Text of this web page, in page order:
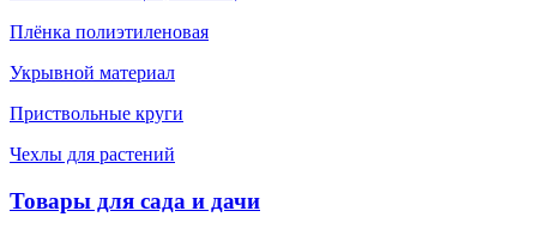
Плёнка полиэтиленовая
Укрывной материал
Приствольные круги
Чехлы для растений
Товары для сада и дачи